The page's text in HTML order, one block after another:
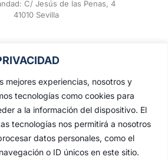
mejores experiencias, nosotros y
tecnologías como cookies para
a la información del dispositivo. El
tecnologías nos permitirá a nosotros
datos personales, como el
o ID únicos en este sitio.
C/ Jesús de las Penas, 4
41010 Sevilla